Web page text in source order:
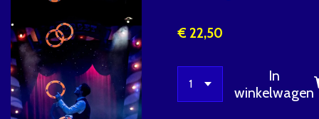
€ 22,50
In
winkelwagen